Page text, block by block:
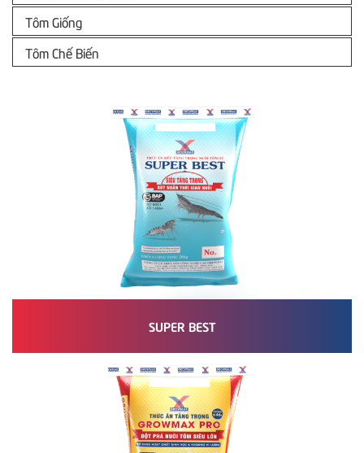
Tôm Giống
Tôm Chế Biến
SUPER BEST